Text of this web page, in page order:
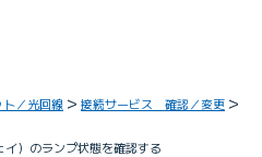
／光回線
接続サービス 確認／変更
）のランプ状態を確認する